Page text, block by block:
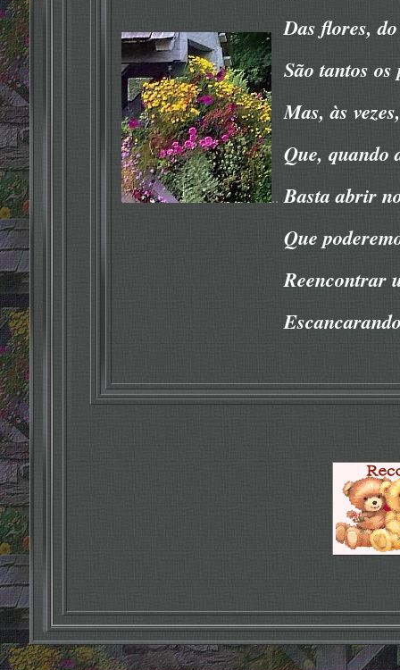
..
Das flores,
São tantos
Mas, às
Que, quando
Basta abrir
Que
Reencontrar